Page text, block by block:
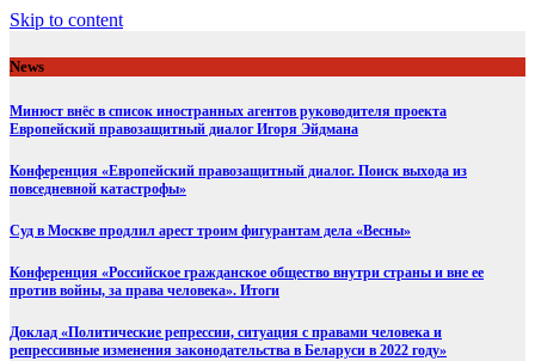
Skip to content
News
Минюст внёс в список иностранных агентов руководителя проекта
Европейский правозащитный диалог Игоря Эйдмана
Конференция «Европейский правозащитный диалог. Поиск выхода из
повседневной катастрофы»
Суд в Москве продлил арест троим фигурантам дела «Весны»
Конференция «Российское гражданское общество внутри страны и вне ее
против войны, за права человека». Итоги
Доклад «Политические репрессии, ситуация с правами человека и
репрессивные изменения законодательства в Беларуси в 2022 году»